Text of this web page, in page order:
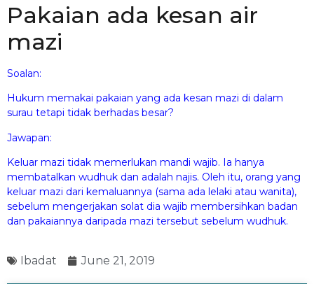
Pakaian ada kesan air
mazi
Soalan:
Hukum memakai pakaian yang ada kesan mazi di dalam
surau tetapi tidak berhadas besar?
Jawapan:
Keluar mazi tidak memerlukan mandi wajib. Ia hanya
membatalkan wudhuk dan adalah najis. Oleh itu, orang yang
keluar mazi dari kemaluannya (sama ada lelaki atau wanita),
sebelum mengerjakan solat dia wajib membersihkan badan
dan pakaiannya daripada mazi tersebut sebelum wudhuk.
Ibadat June 21, 2019